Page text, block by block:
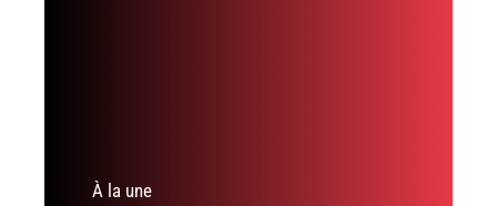
À la une